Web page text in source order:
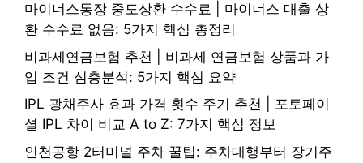
마이너스통장 중도상환 수수료 | 마이너스 대출 상
환 수수료 없음: 5가지 핵심 총정리
비과세연금보험 추천 | 비과세 연금보험 상품과 가
입 조건 심층분석: 5가지 핵심 요약
IPL 광채주사 효과 가격 횟수 주기 추천 | 포토페이
셜 IPL 차이 비교 A to Z: 7가지 핵심 정보
인천공항 2터미널 주차 꿀팁: 주차대행부터 장기주